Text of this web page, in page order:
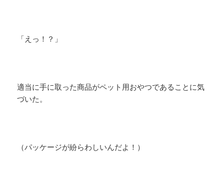
「えっ！？」
適当に手に取った商品がペット用おやつであることに気
づいた。
（パッケージが紛らわしいんだよ！）